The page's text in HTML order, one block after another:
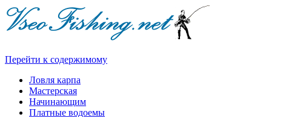
Перейти к содержимому
Ловля карпа
Мастерская
Начинающим
Платные водоемы